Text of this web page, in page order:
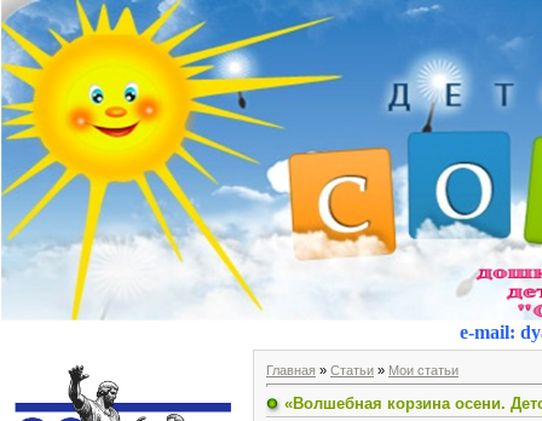
e-mail:
Главная » Статьи » Мои статьи
«Волшебная корзина осени.